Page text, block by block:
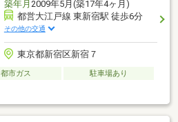
築年月 2009年5月(築17年4ヶ月)
都営大江戸線 東新宿駅 徒歩6分
その他の交通
東京都新宿区新宿７
都市ガス
駐車場あり